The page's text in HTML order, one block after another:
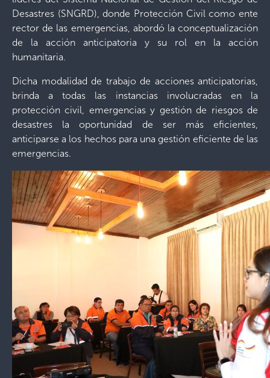
Desastres (SNGRD), donde Protección Civil como ente
rector de las emergencias, abordó la conceptualización
de la acción anticipatoria y su rol en la acción
humanitaria.
Dicha modalidad de trabajo de acciones anticipatorias,
brinda a todas las instancias involucradas en la
protección civil, emergencias y gestión de riesgos de
desastres la oportunidad de ser más eficientes,
anticiparse a los hechos para una gestión eficiente de las
emergencias.